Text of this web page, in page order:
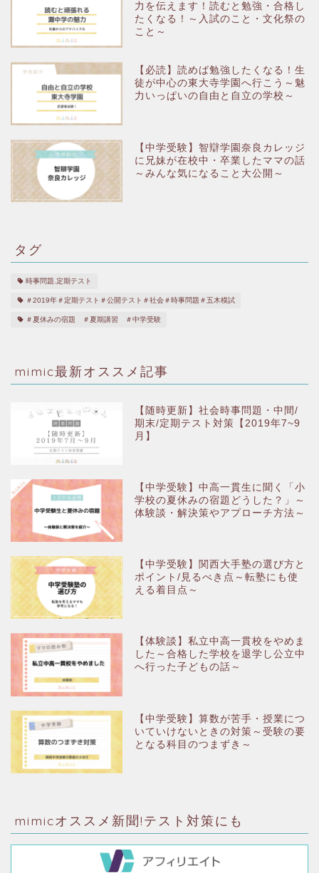
力を伝えます！読むと勉強・合格し
たくなる！～入試のこと・文化祭の
こと～
【必読】読めば勉強したくなる！生
徒が中心の東大寺学園へ行こう～魅
力いっぱいの自由と自立の学校～
【中学受験】智辯学園奈良カレッジ
に兄妹が在校中・卒業したママの話
～みんな気になること大公開～
タグ
時事問題.定期テスト
＃2019年＃定期テスト＃公開テスト＃社会＃時事問題＃五木模試
＃夏休みの宿題 ＃夏期講習 ＃中学受験
mimic最新オススメ記事
【随時更新】社会時事問題・中間/
期末/定期テスト対策【2019年7~9
月】
【中学受験】中高一貫生に聞く「小
学校の夏休みの宿題どうした？」～
体験談・解決策やアプローチ方法～
【中学受験】関西大手塾の選び方と
ポイント/見るべき点～転塾にも使
える着目点～
【体験談】私立中高一貫校をやめま
した～合格した学校を退学し公立中
へ行った子どもの話～
【中学受験】算数が苦手・授業につ
いていけないときの対策～受験の要
となる科目のつまずき～
mimicオススメ新聞!テスト対策にも